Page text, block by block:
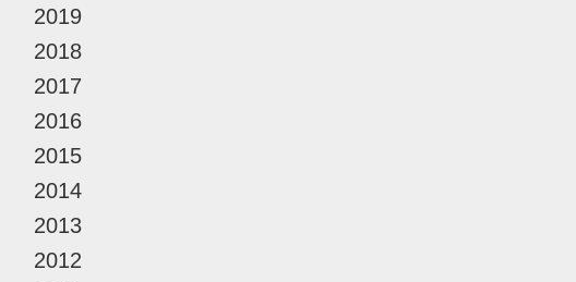
2019
2018
2017
2016
2015
2014
2013
2012